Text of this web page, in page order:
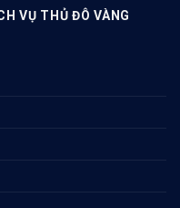
VỤ THỦ ĐÔ VÀNG